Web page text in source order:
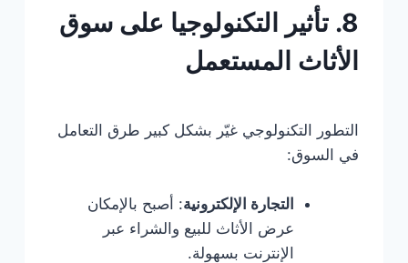
8. تأثير التكنولوجيا على سوق
الأثاث المستعمل
التطور التكنولوجي غيّر بشكل كبير طرق التعامل
في السوق:
التجارة الإلكترونية: أصبح بالإمكان
عرض الأثاث للبيع والشراء عبر
الإنترنت بسهولة.